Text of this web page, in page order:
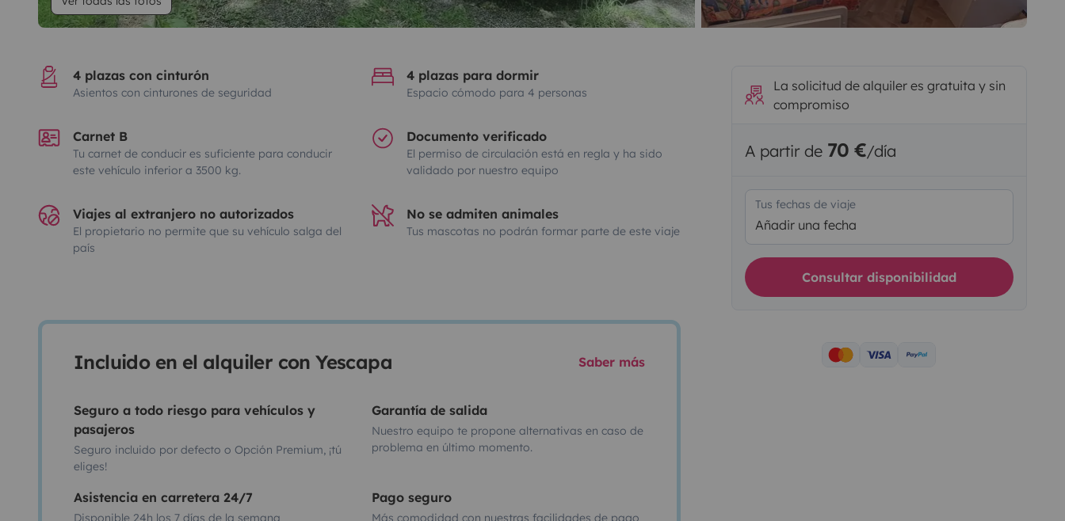
4 plazas con cinturón
Asientos con cinturones de seguridad
4 plazas para dormir
Espacio cómodo para 4 personas
Carnet B
Tu carnet de conducir es suficiente para conducir
este vehículo inferior a 3500 kg.
Documento verificado
El permiso de circulación está en regla y ha sido
validado por nuestro equipo
Viajes al extranjero no autorizados
El propietario no permite que su vehículo salga del
país
No se admiten animales
Tus mascotas no podrán formar parte de este viaje
Incluido en el alquiler con Yescapa Saber más
Seguro a todo riesgo para vehículos y
pasajeros
Seguro incluido por defecto o Opción Premium, ¡tú
eliges!
Garantía de salida
Nuestro equipo te propone alternativas en caso de
problema en último momento.
Asistencia en carretera 24/7
Disponible 24h los 7 días de la semana
Pago seguro
Más comodidad con nuestras facilidades de pago
La solicitud de alquiler es gratuita y sin
compromiso
A partir de 70 €/día
Tus fechas de viaje
Añadir una fecha
Consultar disponibilidad